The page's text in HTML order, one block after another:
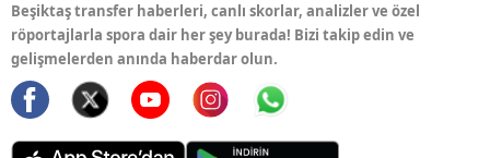
Beşiktaş transfer haberleri, canlı skorlar, analizler ve özel
röportajlarla spora dair her şey burada! Bizi takip edin ve
gelişmelerden anında haberdar olun.